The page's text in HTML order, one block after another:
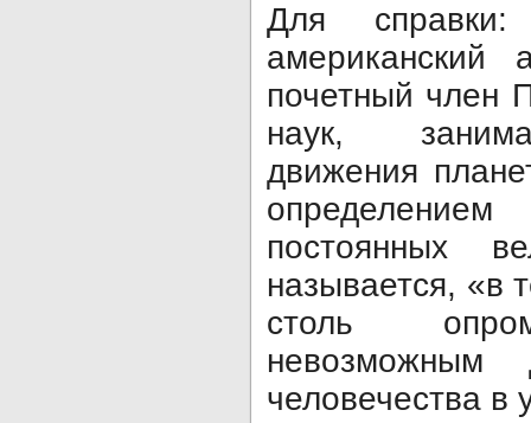
Для
американский
почетный член
наук,
движения
постоянных
называется,
столь
невозможным
человечества в